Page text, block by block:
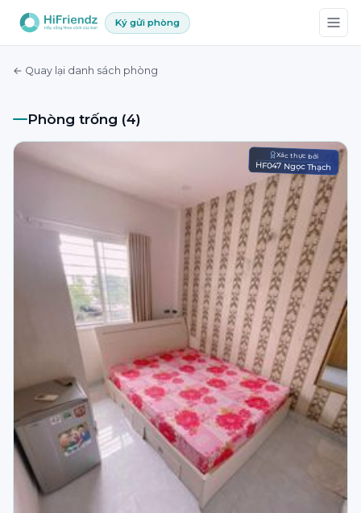
Ký gửi phòng
← Quay lại danh sách phòng
Phòng trống (4)
Xác thực bởi
HF047 Ngọc Thạch